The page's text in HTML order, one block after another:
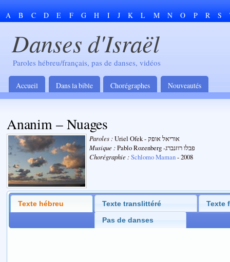
A B C D E F G H I J K L M N O P R S
Danses d'Israël
Paroles hébreu/français, pas de danses, vidéos
Accueil Dans la bible Chorégraphes Nouveautés
Ananim – Nuages
Paroles :
Uriel Ofek - אוריאל אופק
Musique :
Pablo Rozenberg -פבלו רוזנברג
Chorégraphie :Schlomo Maman- 2008
Texte hébreu Texte translittéré Texte
Pas de danses